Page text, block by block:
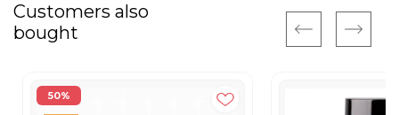
Customers also
bought
50%